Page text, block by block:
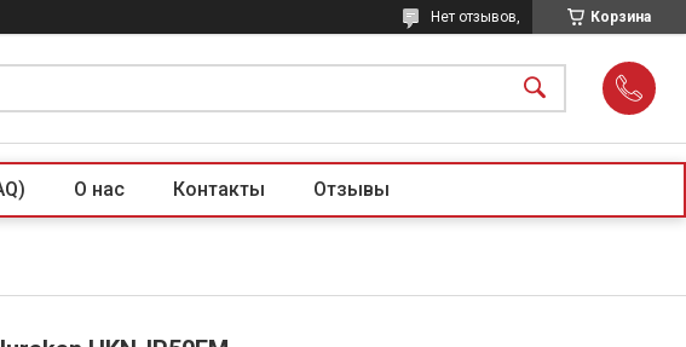
Корзина
Нет отзывов,
О нас Контакты Отзывы